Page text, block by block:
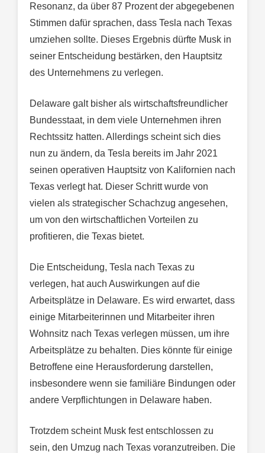
Resonanz, da über 87 Prozent der abgegebenen
Stimmen dafür sprachen, dass Tesla nach Texas
umziehen sollte. Dieses Ergebnis dürfte Musk in
seiner Entscheidung bestärken, den Hauptsitz
des Unternehmens zu verlegen.
Delaware galt bisher als wirtschaftsfreundlicher
Bundesstaat, in dem viele Unternehmen ihren
Rechtssitz hatten. Allerdings scheint sich dies
nun zu ändern, da Tesla bereits im Jahr 2021
seinen operativen Hauptsitz von Kalifornien nach
Texas verlegt hat. Dieser Schritt wurde von
vielen als strategischer Schachzug angesehen,
um von den wirtschaftlichen Vorteilen zu
profitieren, die Texas bietet.
Die Entscheidung, Tesla nach Texas zu
verlegen, hat auch Auswirkungen auf die
Arbeitsplätze in Delaware. Es wird erwartet, dass
einige Mitarbeiterinnen und Mitarbeiter ihren
Wohnsitz nach Texas verlegen müssen, um ihre
Arbeitsplätze zu behalten. Dies könnte für einige
Betroffene eine Herausforderung darstellen,
insbesondere wenn sie familiäre Bindungen oder
andere Verpflichtungen in Delaware haben.
Trotzdem scheint Musk fest entschlossen zu
sein, den Umzug nach Texas voranzutreiben. Die